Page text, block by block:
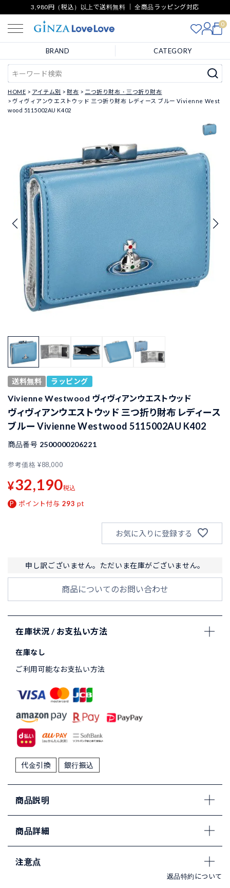
3,980円（税込）以上で送料無料 ｜ 全商品ラッピング対応
0
BRAND CATEGORY
HOME アイテム別 財布
二つ折り財布・三つ折り財布
ヴィヴィアンウエストウッド 三つ折り財布 レディース ブルー Vivienne West
wood 5115002AU K402
送料無料 ラッピング
Vivienne Westwood ヴィヴィアンウエストウッド
ヴィヴィアンウエストウッド 三つ折り財布 レディース
ブルー Vivienne Westwood 5115002AU K402
商品番号 2500000206221
参考価格 ¥88,000
¥32,190税込
ポイント付与 293 pt
お気に入りに登録する
申し訳ございません。ただいま在庫がございません。
商品についてのお問い合わせ
在庫状況 / お支払い方法
在庫なし
ご利用可能なお支払い方法
代金引換 銀行振込
商品説明
商品詳細
注意点
返品特約について